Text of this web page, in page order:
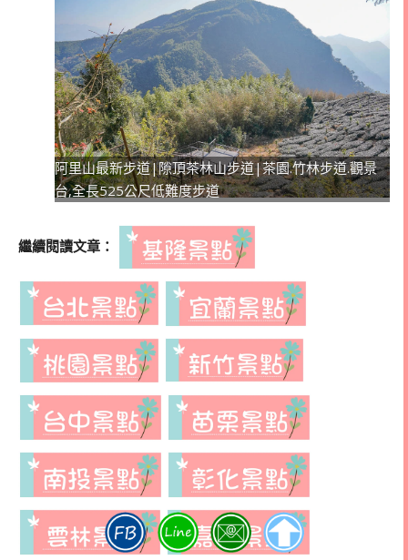
阿里山最新步道|隙頂茶林山步道|茶園.竹林步道.觀景
台,全長525公尺低難度步道
繼續閱讀文章：